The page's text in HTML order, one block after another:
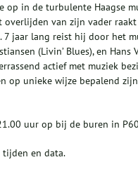
in de turbulente Haagse
van zijn vader
jaar lang reist hij door het
(Livin’ Blues), en
actief met muziek
op unieke wijze bepalend
uur op bij de buren in
en data.